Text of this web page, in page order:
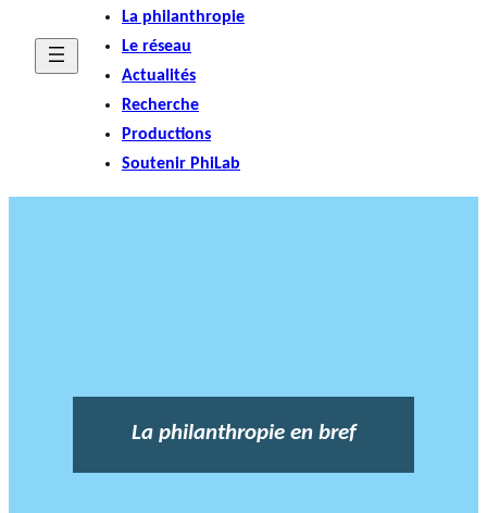
La philanthropie
Le réseau
Actualités
Recherche
Productions
Soutenir PhiLab
La philanthropie en bref